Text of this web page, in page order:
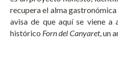
recupera el alma
avisa de que aquí se viene a
histórico Forn del Canyaret, un